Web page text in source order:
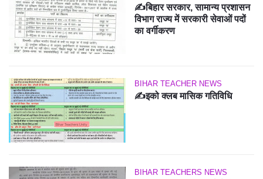
✍️बिहार सरकार, सामान्य प्रशासन
विभाग राज्य में सरकारी सेवाओं पदों
का वर्गीकरण
BIHAR TEACHER NEWS
✍️इको क्लब मासिक गतिविधि
BIHAR TEACHERS NEWS